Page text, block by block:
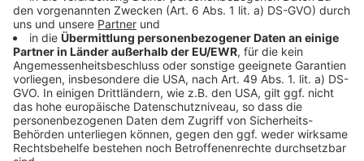
Füchschen Alm aufgebaut.
Anzeige
Weitere Infos und Links zum Thema:
Anzeige